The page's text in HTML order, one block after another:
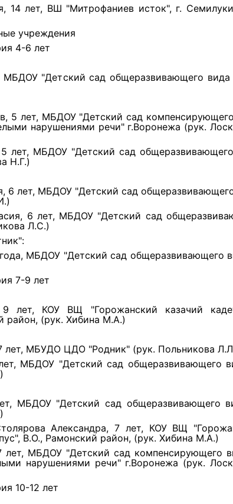
14 лет, ВШ "Митрофаниев исток", г.
учреждения
4-6 лет
МБДОУ "Детский сад общеразвивающего
5 лет, МБДОУ "Детский сад
нарушениями речи" г.Воронежа (рук.
5 лет, МБДОУ "Детский сад
Н.Г.)
6 лет, МБДОУ "Детский сад
6 лет, МБДОУ "Детский сад
Л.С.)
МБДОУ "Детский сад общеразвивающего
7-9 лет
лет, КОУ ВЩ "Горожанский казачий
район, (рук. Хибина М.А.)
лет, МБУДО ЦДО "Родник" (рук. Польникова
МБДОУ "Детский сад общеразвивающего
МБДОУ "Детский сад общеразвивающего
Александра, 7 лет, КОУ ВЩ
В.О., Рамонский район, (рук. Хибина М.А.)
лет, МБДОУ "Детский сад компенсирующего
нарушениями речи" г.Воронежа (рук.
10-12 лет